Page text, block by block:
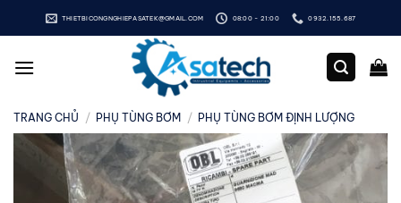
qua
dung
THIETBICONGNGHIEPASATEK@GMAIL.COM 08:00 - 21:00 0932.155.687
TRANG CHỦ / PHỤ TÙNG BƠM / PHỤ TÙNG BƠM ĐỊNH LƯỢNG